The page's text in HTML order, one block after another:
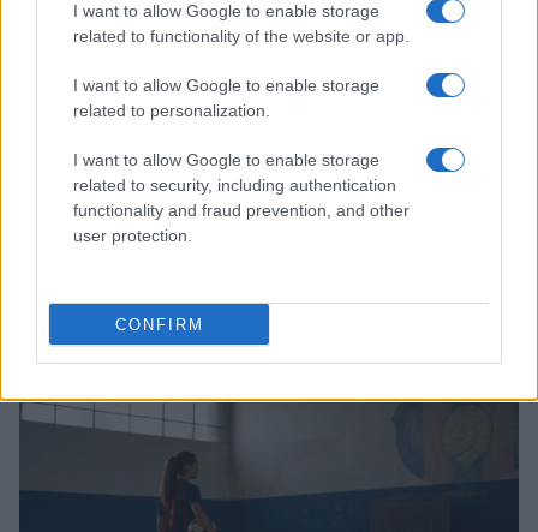
I want to allow Google to enable storage
related to functionality of the website or app.
I want to allow Google to enable storage
related to personalization.
I want to allow Google to enable storage
related to security, including authentication
functionality and fraud prevention, and other
user protection.
CONFIRM
Ilaria Mauri · 7 Ago 2026
CALCIO FEMMINILE